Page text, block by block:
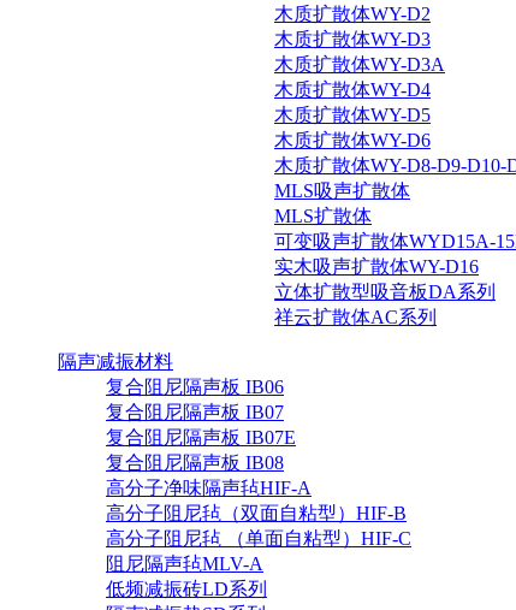
木质扩散体WY-D2
木质扩散体WY-D3
木质扩散体WY-D3A
木质扩散体WY-D4
木质扩散体WY-D5
木质扩散体WY-D6
木质扩散体WY-D8-D9-D10-
MLS吸声扩散体
MLS扩散体
可变吸声扩散体WYD15A-
实木吸声扩散体WY-D16
立体扩散型吸音板DA系列
祥云扩散体AC系列
隔声减振材料
复合阻尼隔声板 IB06
复合阻尼隔声板 IB07
复合阻尼隔声板 IB07E
复合阻尼隔声板 IB08
高分子净味隔声毡HIF-A
高分子阻尼毡（双面自粘型）HIF-B
高分子阻尼毡 （单面自粘型）HIF-C
阻尼隔声毡MLV-A
低频减振砖LD系列